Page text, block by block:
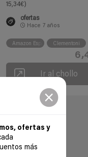
ofertas y
más
15,34€)
ofertas
Hace 7 años
Amazon España Clementoni
Ir al chollo